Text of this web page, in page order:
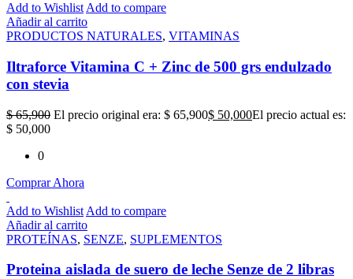
Add to Wishlist Add to compare
Añadir al carrito
PRODUCTOS NATURALES, VITAMINAS
Iltraforce Vitamina C + Zinc de 500 grs endulzado
con stevia
$65,900 El precio original era: $ 65,900$ 50,000El precio actual es:
$ 50,000
0
Comprar Ahora
Add to Wishlist Add to compare
Añadir al carrito
PROTEÍNAS, SENZE, SUPLEMENTOS
Proteina aislada de suero de leche Senze de 2 libras